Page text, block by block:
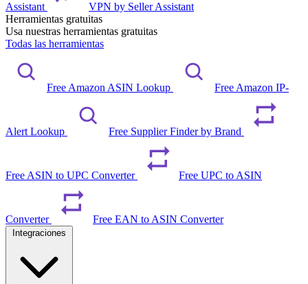
Assistant
VPN by Seller Assistant
Herramientas gratuitas
Usa nuestras herramientas gratuitas
Todas las herramientas
Free Amazon ASIN Lookup Free Amazon IP-
Alert Lookup Free Supplier Finder by Brand
Free ASIN to UPC Converter Free UPC to ASIN
Converter Free EAN to ASIN Converter